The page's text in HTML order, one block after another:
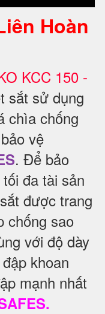
Hoàn
KCC 150 -
sắt sử dụng
chìa chống
vệ
. Để bảo
đa tài sản
được trang
chống sao
với độ dày
khoan
mạnh nhất